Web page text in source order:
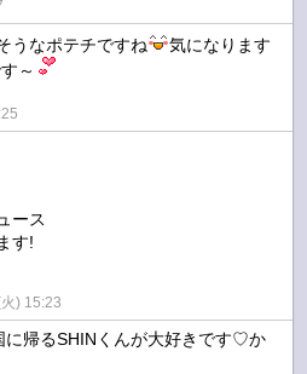
うなポテチですね
気になります
～
ース
す!
) 15:23
に帰るSHINくんが大好きです♡か